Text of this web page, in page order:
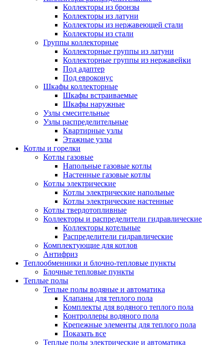
Коллекторы из бронзы
Коллекторы из латуни
Коллекторы из нержавеющей стали
Коллекторы из стали
Группы коллекторные
Коллекторные группы из латуни
Коллекторные группы из нержавейки
Под адаптер
Под евроконус
Шкафы коллекторные
Шкафы встраиваемые
Шкафы наружные
Узлы смесительные
Узлы распределительные
Квартирные узлы
Этажные узлы
Котлы и горелки
Котлы газовые
Напольные газовые котлы
Настенные газовые котлы
Котлы электрические
Котлы электрические напольные
Котлы электрические настенные
Котлы твердотопливные
Коллекторы и распределители гидравлические
Коллекторы котельные
Распределители гидравлические
Комплектующие для котлов
Антифриз
Теплообменники и блочно-тепловые пункты
Блочные тепловые пункты
Теплые полы
Теплые полы водяные и автоматика
Клапаны для теплого пола
Комплекты для водяного теплого пола
Контроллеры водяного пола
Крепежные элементы для теплого пола
Показать все
Теплые полы электрические и автоматика